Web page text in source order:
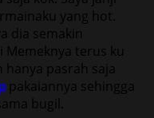
yang hot.
dia semakin
Memeknya terus ku
hanya pasrah saja
pakaiannya sehingga
bugil.